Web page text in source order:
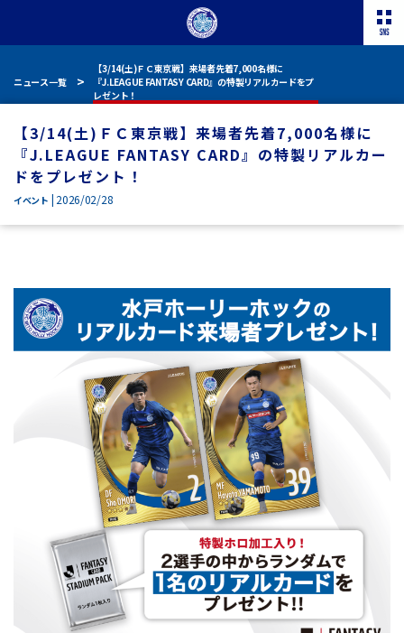
ニュース一覧
【3/14(土)ＦＣ東京戦】来場者先着7,000名様に
『J.LEAGUE FANTASY CARD』の特製リアルカードをプ
レゼント！
【3/14(土)ＦＣ東京戦】来場者先着7,000名様に
『J.LEAGUE FANTASY CARD』の特製リアルカー
ドをプレゼント！
イベント | 2026/02/28